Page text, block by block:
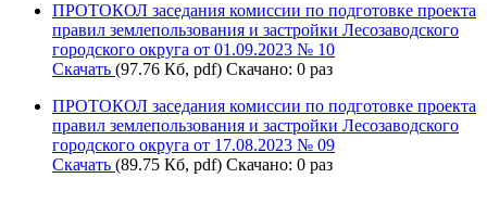
ПРОТОКОЛ заседания комиссии по подготовке проекта
правил землепользования и застройки Лесозаводского
городского округа от 01.09.2023 № 10
Скачать (97.76 Кб, pdf) Скачано: 0 раз
ПРОТОКОЛ заседания комиссии по подготовке проекта
правил землепользования и застройки Лесозаводского
городского округа от 17.08.2023 № 09
Скачать (89.75 Кб, pdf) Скачано: 0 раз